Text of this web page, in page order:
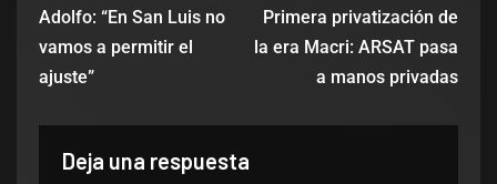
Adolfo: “En San Luis no
vamos a permitir el
ajuste”
Primera privatización de
la era Macri: ARSAT pasa
a manos privadas
Deja una respuesta